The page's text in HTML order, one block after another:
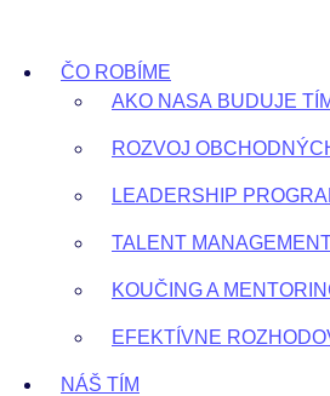
obsahČO ROBÍME
AKO NASA BUDUJE
ROZVOJ
LEADERSHIP
TALENT
KOUČING A
EFEKTÍVNE
NÁŠ TÍM